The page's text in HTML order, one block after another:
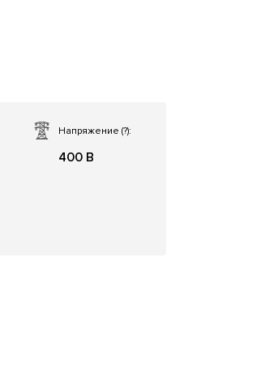
Напряжение(?):
400 В